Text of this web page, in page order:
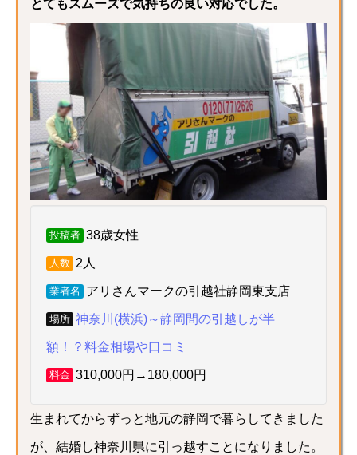
とてもスムーズで気持ちの良い対応でした。
投稿者 38歳女性
人数 2人
業者名 アリさんマークの引越社静岡東支店
場所 神奈川(横浜)～静岡間の引越しが半
額！？料金相場や口コミ
料金 310,000円→180,000円
生まれてからずっと地元の静岡で暮らしてきました
が、結婚し神奈川県に引っ越すことになりました。